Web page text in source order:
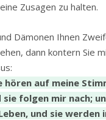
Zusagen zu halten.
Dämonen Ihnen
dann kontern Sie
hören auf meine
sie folgen mir nach;
und sie werden